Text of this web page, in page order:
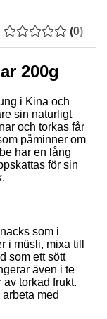
(0)
200g
i Kina och
sin naturligt
och torkas får
påminner om
har en lång
för sin
som i
i müsli, mixa till
som ett sött
även i te
torkad frukt.
med